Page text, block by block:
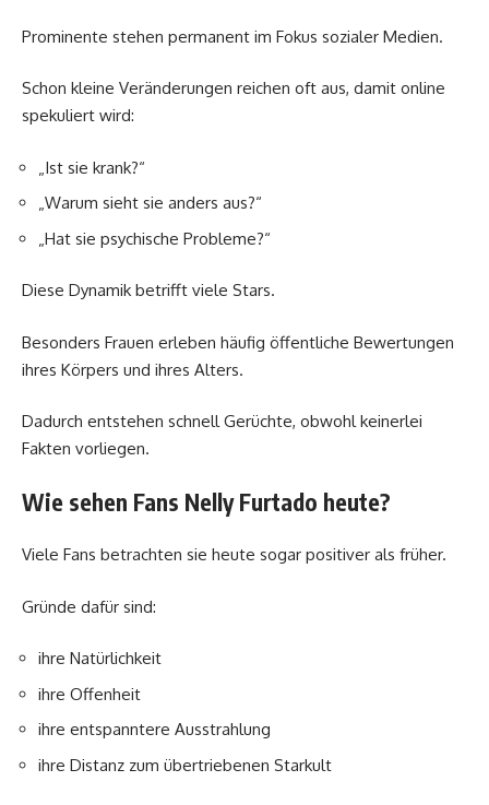
Prominente stehen permanent im Fokus sozialer Medien.
Schon kleine Veränderungen reichen oft aus, damit online
spekuliert wird:
„Ist sie krank?“
„Warum sieht sie anders aus?“
„Hat sie psychische Probleme?“
Diese Dynamik betrifft viele Stars.
Besonders Frauen erleben häufig öffentliche Bewertungen
ihres Körpers und ihres Alters.
Dadurch entstehen schnell Gerüchte, obwohl keinerlei
Fakten vorliegen.
Wie sehen Fans Nelly Furtado heute?
Viele Fans betrachten sie heute sogar positiver als früher.
Gründe dafür sind:
ihre Natürlichkeit
ihre Offenheit
ihre entspanntere Ausstrahlung
ihre Distanz zum übertriebenen Starkult